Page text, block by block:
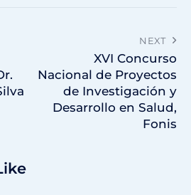
NEXT
XVI Concurso
Nacional de Proyectos
de Investigación y
Desarrollo en Salud,
Fonis